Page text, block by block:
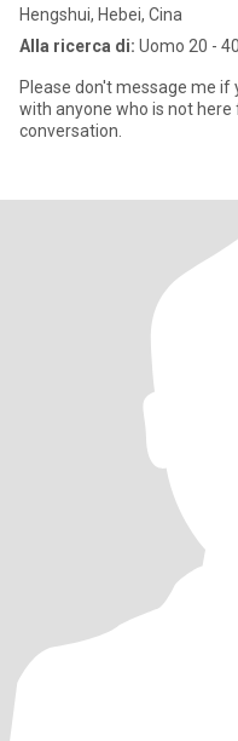
Hengshui, Hebei, Cina
Alla ricerca di: Uomo 20 - 40
Please don't message me if you're a
with anyone who is not
conversation.